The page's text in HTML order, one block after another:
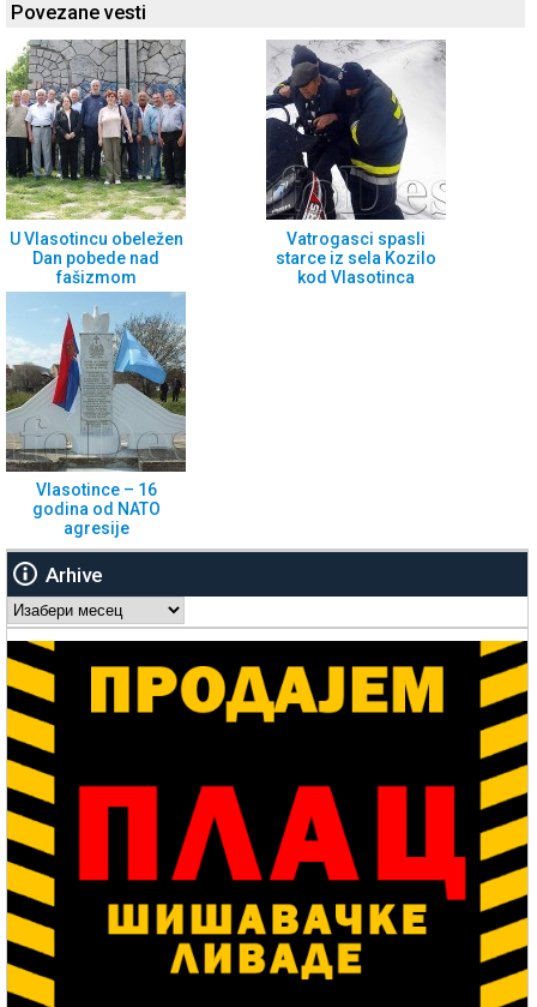
Povezane vesti
U Vlasotincu obeležen
Dan pobede nad
fašizmom
Vatrogasci spasli
starce iz sela Kozilo
kod Vlasotinca
Vlasotince – 16
godina od NATO
agresije
Arhive
Arhive